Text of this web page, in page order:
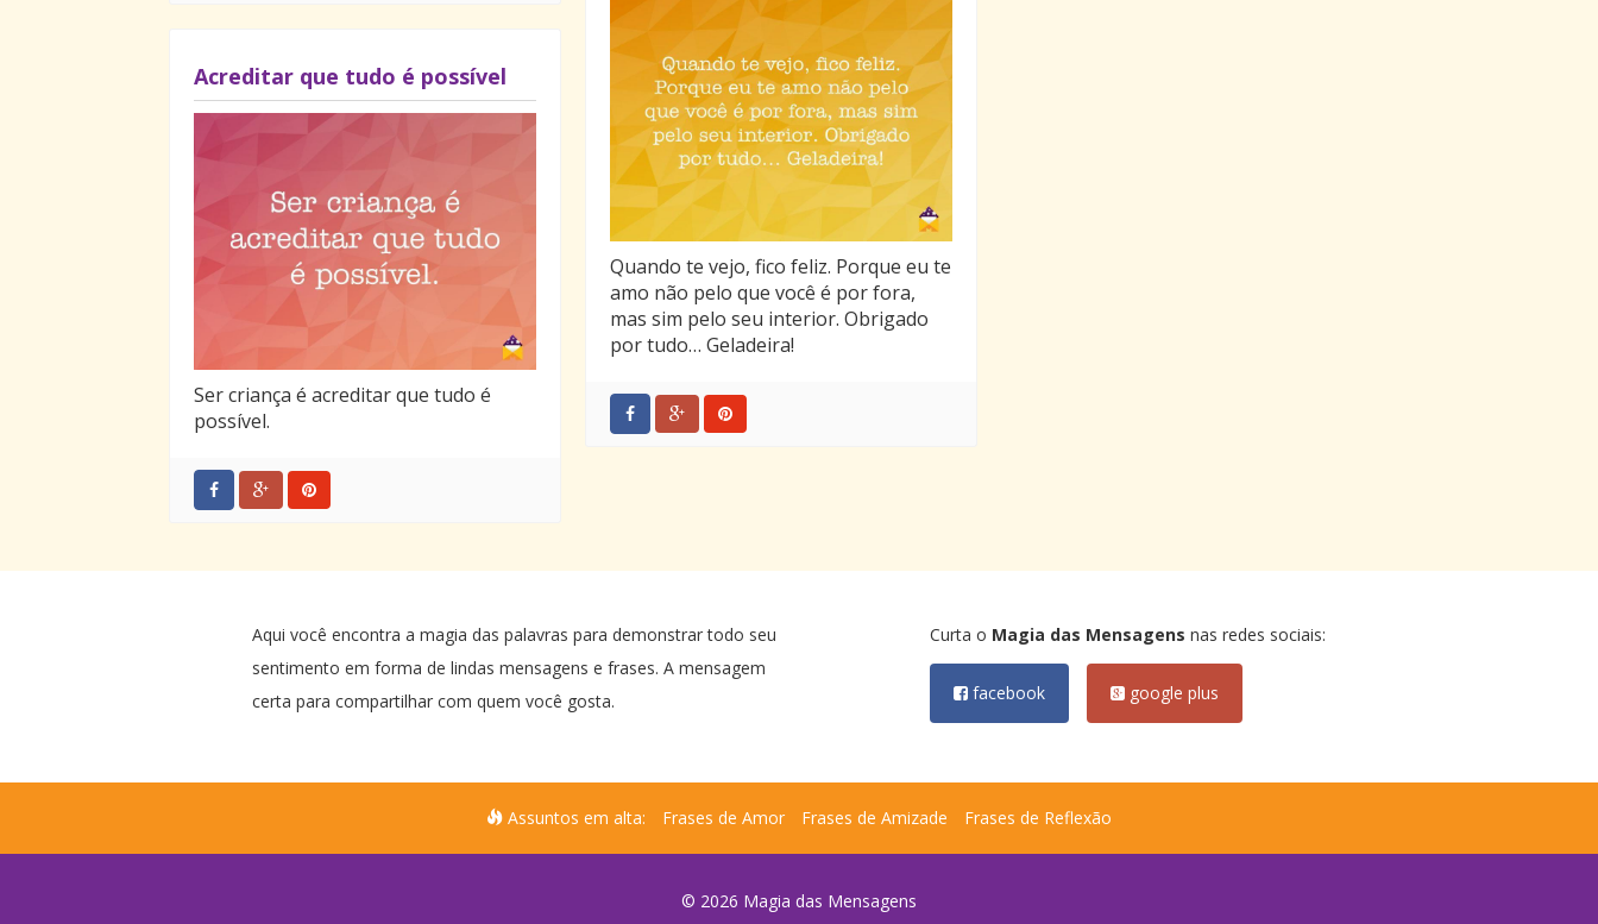
Quando te vejo, fico feliz. Porque eu te
amo não pelo que você é por fora,
mas sim pelo seu interior. Obrigado
por tudo… Geladeira!
Acreditar que tudo é possível
Ser criança é acreditar que tudo é
possível.
Aqui você encontra a magia das palavras para demonstrar todo seu
sentimento em forma de lindas mensagens e frases. A mensagem
certa para compartilhar com quem você gosta.
Curta o Magia das Mensagens nas redes sociais:
facebook google plus
Assuntos em alta: Frases de Amor Frases de Amizade Frases de Reflexão
© 2026 Magia das Mensagens